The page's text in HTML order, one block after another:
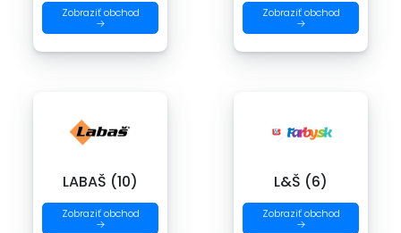
Zobraziť obchod
→
Zobraziť obchod
→
LABAŠ (10)
Zobraziť obchod
→
L&Š (6)
Zobraziť obchod
→